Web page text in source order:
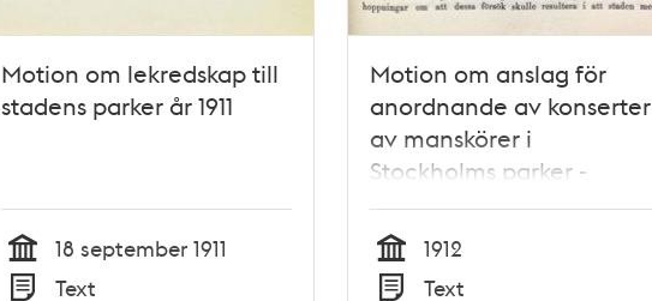
Motion om lekredskap till
stadens parker år 1911
Tid
18 september 1911
Text
Motion om anslag för
anordnande av konserter
av manskörer i
Stockholms parker -
Stadsfullmäktige 1912
Tid
1912
Text